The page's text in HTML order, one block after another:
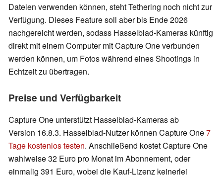
Dateien verwenden können, steht Tethering noch nicht zur
Verfügung. Dieses Feature soll aber bis Ende 2026
nachgereicht werden, sodass Hasselblad-Kameras künftig
direkt mit einem Computer mit Capture One verbunden
werden können, um Fotos während eines Shootings in
Echtzeit zu übertragen.
Preise und Verfügbarkeit
Capture One unterstützt Hasselblad-Kameras ab
Version 16.8.3. Hasselblad-Nutzer können Capture One7
Tage kostenlos testen. Anschließend kostet Capture One
wahlweise 32 Euro pro Monat im Abonnement, oder
einmalig 391 Euro, wobei die Kauf-Lizenz keinerlei